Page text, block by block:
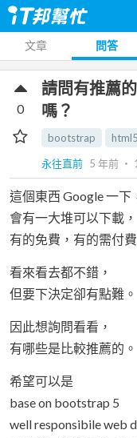
文章 問答
請問有推薦
嗎？
bootstrap html5
永往直前 5 年前 ‧
0
這個東西 Google 一下
會有一大堆可以下載，
有的免費，有的需付費
看來看去都不錯，
但要下決定卻有點難。
因此想詢問看看，
有哪些是比較推薦的。
希望可以是
base on bootstrap 5
well responsibile web